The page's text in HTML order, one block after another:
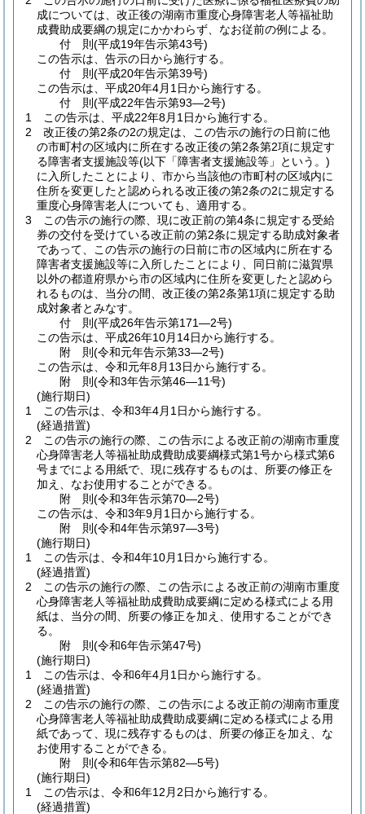
成については、改正後の湖南市重度心身障害老人等福祉助
成費助成要綱の規定にかかわらず、なお従前の例による。
付 則(平成19年告示第43号)
この告示は、告示の日から施行する。
付 則(平成20年告示第39号)
この告示は、平成20年4月1日から施行する。
付 則(平成22年告示第93―2号)
1
この告示は、平成22年8月1日から施行する。
2
改正後の第2条の2の規定は、この告示の施行の日前に他
の市町村の区域内に所在する改正後の第2条第2項に規定す
る障害者支援施設等(以下「障害者支援施設等」という。)
に入所したことにより、市から当該他の市町村の区域内に
住所を変更したと認められる改正後の第2条の2に規定する
重度心身障害老人についても、適用する。
3
この告示の施行の際、現に改正前の第4条に規定する受給
券の交付を受けている改正前の第2条に規定する助成対象者
であって、この告示の施行の日前に市の区域内に所在する
障害者支援施設等に入所したことにより、同日前に滋賀県
以外の都道府県から市の区域内に住所を変更したと認めら
れるものは、当分の間、改正後の第2条第1項に規定する助
成対象者とみなす。
付 則(平成26年告示第171―2号)
この告示は、平成26年10月14日から施行する。
附 則(令和元年告示第33―2号)
この告示は、令和元年8月13日から施行する。
附 則(令和3年告示第46―11号)
(施行期日)
1
この告示は、令和3年4月1日から施行する。
(経過措置)
2
この告示の施行の際、この告示による改正前の湖南市重度
心身障害老人等福祉助成費助成要綱様式第1号から様式第6
号までによる用紙で、現に残存するものは、所要の修正を
加え、なお使用することができる。
附 則(令和3年告示第70―2号)
この告示は、令和3年9月1日から施行する。
附 則(令和4年告示第97―3号)
(施行期日)
1
この告示は、令和4年10月1日から施行する。
(経過措置)
2
この告示の施行の際、この告示による改正前の湖南市重度
心身障害老人等福祉助成費助成要綱に定める様式による用
紙は、当分の間、所要の修正を加え、使用することができ
る。
附 則(令和6年告示第47号)
(施行期日)
1
この告示は、令和6年4月1日から施行する。
(経過措置)
2
この告示の施行の際、この告示による改正前の湖南市重度
心身障害老人等福祉助成費助成要綱に定める様式による用
紙であって、現に残存するものは、所要の修正を加え、な
お使用することができる。
附 則(令和6年告示第82―5号)
(施行期日)
1
この告示は、令和6年12月2日から施行する。
(経過措置)